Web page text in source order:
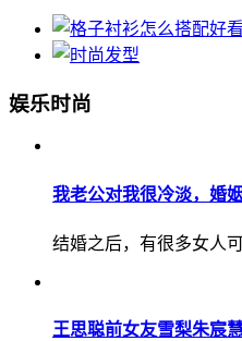
娱乐时尚
我老公对我很冷淡，婚
结婚之后，有很多女人
王思聪前女友雪梨朱宸